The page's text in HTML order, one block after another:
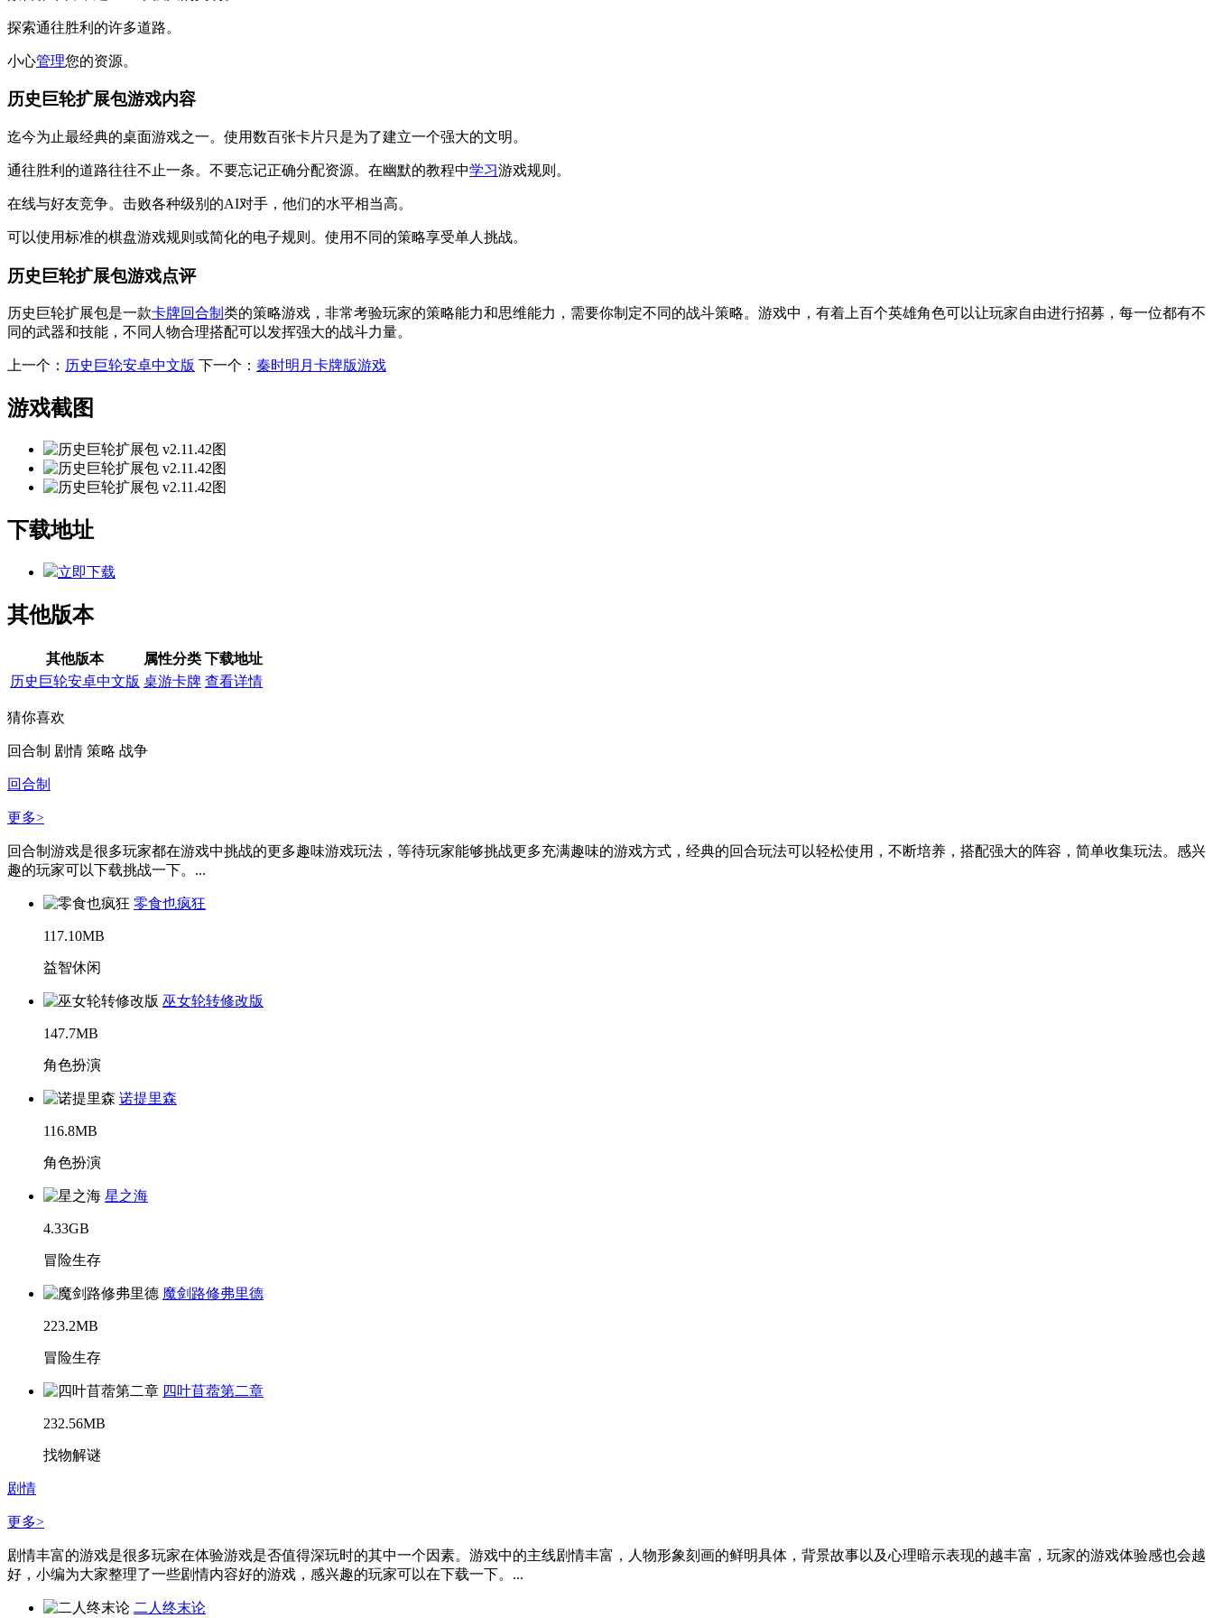
探索通往胜利的许多道路。
小心管理您的资源。
历史巨轮扩展包游戏内容
迄今为止最经典的桌面游戏之一。使用数百张卡片只是为了建立一个强大的文明。
通往胜利的道路往往不止一条。不要忘记正确分配资源。在幽默的教程中学习游戏规则。
在线与好友竞争。击败各种级别的AI对手，他们的水平相当高。
可以使用标准的棋盘游戏规则或简化的电子规则。使用不同的策略享受单人挑战。
历史巨轮扩展包游戏点评
历史巨轮扩展包是一款卡牌回合制 类的策略游戏，非常考验玩家的策略能力和思维能力，需要你制定不同的战斗策略。游戏中，有着上百个英雄角色可以让玩家自由进行招募，每一位都有不
同的武器和技能，不同人物合理搭配可以发挥强大的战斗力量。
上一个： 历史巨轮安卓中文版 下一个： 秦时明月卡牌版游戏
游戏截图
下载地址
立即下载
其他版本
其他版本 属性分类 下载地址
历史巨轮安卓中文版 桌游卡牌 查看详情
猜你喜欢
回合制 剧情 策略 战争
回合制
更多>
回合制游戏是很多玩家都在游戏中挑战的更多趣味游戏玩法，等待玩家能够挑战更多充满趣味的游戏方式，经典的回合玩法可以轻松使用，不断培养，搭配强大的阵容，简单收集玩法。感兴
趣的玩家可以下载挑战一下。...
零食也疯狂
117.10MB
益智休闲
巫女轮转修改版
147.7MB
角色扮演
诺提里森
116.8MB
角色扮演
星之海
4.33GB
冒险生存
魔剑路修弗里德
223.2MB
冒险生存
四叶苜蓿第二章
232.56MB
找物解谜
剧情
更多>
剧情丰富的游戏是很多玩家在体验游戏是否值得深玩时的其中一个因素。游戏中的主线剧情丰富，人物形象刻画的鲜明具体，背景故事以及心理暗示表现的越丰富，玩家的游戏体验感也会越
好，小编为大家整理了一些剧情内容好的游戏，感兴趣的玩家可以在下载一下。...
二人终末论